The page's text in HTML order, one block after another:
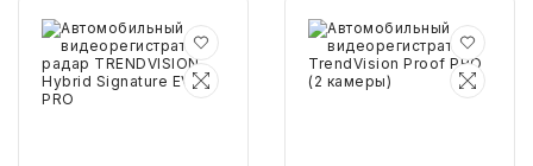
БЫТОВАЯ И ПРОФ. ХИМИЯ
БЫТОВАЯ ТЕХНИКА
Автомобильный
видеорегистратор
радар
TRENDVISION
Hybrid
Автомобильный
видеорегистратор
TrendVision
Proof